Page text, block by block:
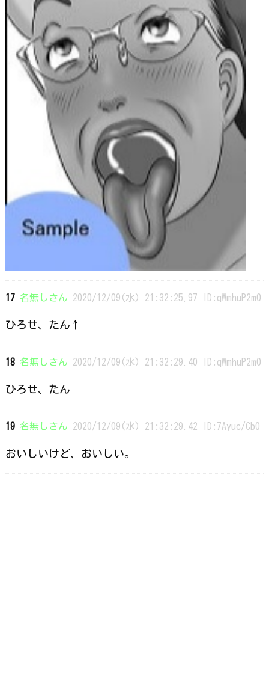
17 名無しさん 2020/12/09(水) 21:32:25.97 ID:qWmhuP2m0
ひろせ、たん↑
18 名無しさん 2020/12/09(水) 21:32:29.40 ID:qWmhuP2m0
ひろせ、たん
19 名無しさん 2020/12/09(水) 21:32:29.42 ID:7Ayuc/Cb0
おいしいけど、おいしい。